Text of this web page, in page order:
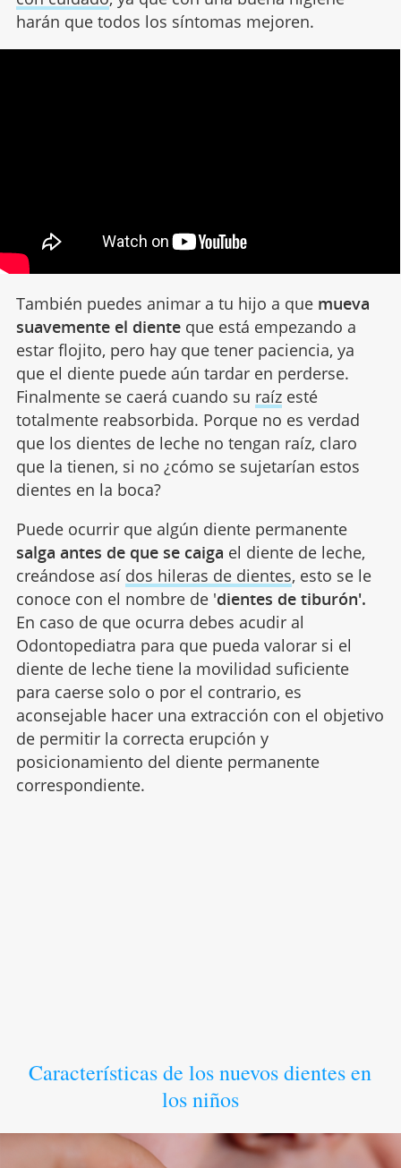
harán que todos los síntomas mejoren.
También puedes animar a tu hijo a que mueva
suavemente el dienteque está empezando a
estar flojito, pero hay que tener paciencia, ya
que el diente puede aún tardar en perderse.
Finalmente se caerá cuando su raízesté
totalmente reabsorbida. Porque no es verdad
que los dientes de leche no tengan raíz, claro
que la tienen, si no ¿cómo se sujetarían estos
dientes en la boca?
Puede ocurrir que algún diente permanente
salga antes de que se caiga el diente de leche,
creándose así dos hileras de dientes, esto se le
conoce con el nombre de 'dientes de tiburón'.
En caso de que ocurra debes acudir al
Odontopediatra para que pueda valorar si el
diente de leche tiene la movilidad suficiente
para caerse solo o por el contrario, es
aconsejable hacer una extracción con el objetivo
de permitir la correcta erupción y
posicionamiento del diente permanente
correspondiente.
Características de los nuevos dientes en
los niños